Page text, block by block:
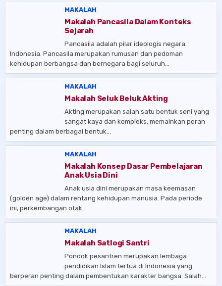
MAKALAH
Makalah Pancasila Dalam Konteks
Sejarah
Pancasila adalah pilar ideologis negara
Indonesia. Pancasila merupakan rumusan dan pedoman
kehidupan berbangsa dan bernegara bagi seluruh…
MAKALAH
Makalah Seluk Beluk Akting
Akting merupakan salah satu bentuk seni yang
sangat kaya dan kompleks, memainkan peran
penting dalam berbagai bentuk…
MAKALAH
Makalah Konsep Dasar Pembelajaran
Anak Usia Dini
Anak usia dini merupakan masa keemasan
(golden age) dalam rentang kehidupan manusia. Pada periode
ini, perkembangan otak…
MAKALAH
Makalah Satlogi Santri
Pondok pesantren merupakan lembaga
pendidikan Islam tertua di Indonesia yang
berperan penting dalam pembentukan karakter bangsa. Salah…